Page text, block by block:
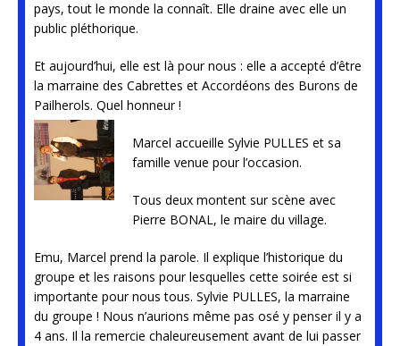
pays, tout le monde la connaît. Elle draine avec elle un
public pléthorique.
Et aujourd’hui, elle est là pour nous : elle a accepté d’être
la marraine des Cabrettes et Accordéons des Burons de
Pailherols. Quel honneur !
Marcel accueille Sylvie PULLES et sa
famille venue pour l’occasion.
Tous deux montent sur scène avec
Pierre BONAL, le maire du village.
Emu, Marcel prend la parole. Il explique l’historique du
groupe et les raisons pour lesquelles cette soirée est si
importante pour nous tous. Sylvie PULLES, la marraine
du groupe ! Nous n’aurions même pas osé y penser il y a
4 ans. Il la remercie chaleureusement avant de lui passer